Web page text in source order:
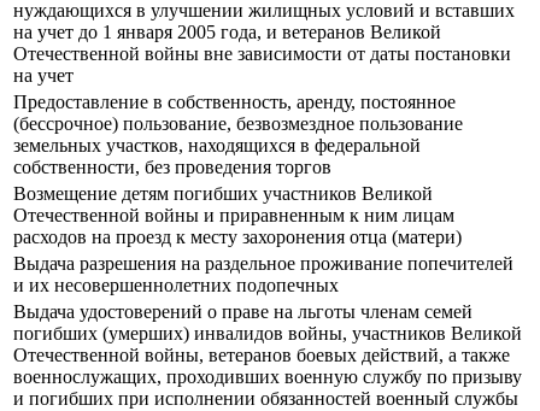
нуждающихся в улучшении жилищных условий и вставших
на учет до 1 января 2005 года, и ветеранов Великой
Отечественной войны вне зависимости от даты постановки
на учет
Предоставление в собственность, аренду, постоянное
(бессрочное) пользование, безвозмездное пользование
земельных участков, находящихся в федеральной
собственности, без проведения торгов
Возмещение детям погибших участников Великой
Отечественной войны и приравненным к ним лицам
расходов на проезд к месту захоронения отца (матери)
Выдача разрешения на раздельное проживание попечителей
и их несовершеннолетних подопечных
Выдача удостоверений о праве на льготы членам семей
погибших (умерших) инвалидов войны, участников Великой
Отечественной войны, ветеранов боевых действий, а также
военнослужащих, проходивших военную службу по призыву
и погибших при исполнении обязанностей военный службы